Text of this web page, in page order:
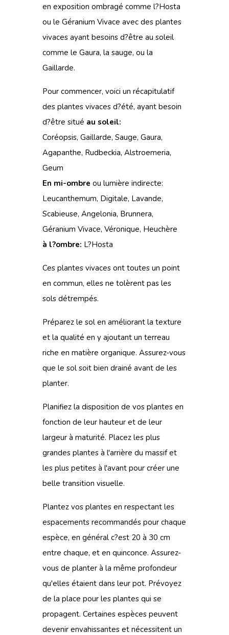
en exposition ombragé comme l?Hosta
ou le Géranium Vivace avec des plantes
vivaces ayant besoins d?être au soleil
comme le Gaura, la sauge, ou la
Gaillarde.
Pour commencer, voici un récapitulatif
des plantes vivaces d?été, ayant besoin
d?être situé au soleil:
Coréopsis, Gaillarde, Sauge, Gaura,
Agapanthe, Rudbeckia, Alstroemeria,
Geum
En mi-ombre ou lumière indirecte:
Leucanthemum, Digitale, Lavande,
Scabieuse, Angelonia, Brunnera,
Géranium Vivace, Véronique, Heuchère
à l?ombre: L?Hosta
Ces plantes vivaces ont toutes un point
en commun, elles ne tolèrent pas les
sols détrempés.
Préparez le sol en améliorant la texture
et la qualité en y ajoutant un terreau
riche en matière organique. Assurez-vous
que le sol soit bien drainé avant de les
planter.
Planifiez la disposition de vos plantes en
fonction de leur hauteur et de leur
largeur à maturité. Placez les plus
grandes plantes à l'arrière du massif et
les plus petites à l'avant pour créer une
belle transition visuelle.
Plantez vos plantes en respectant les
espacements recommandés pour chaque
espèce, en général c?est 20 à 30 cm
entre chaque, et en quinconce. Assurez-
vous de planter à la même profondeur
qu'elles étaient dans leur pot. Prévoyez
de la place pour les plantes qui se
propagent. Certaines espèces peuvent
devenir envahissantes et nécessitent un